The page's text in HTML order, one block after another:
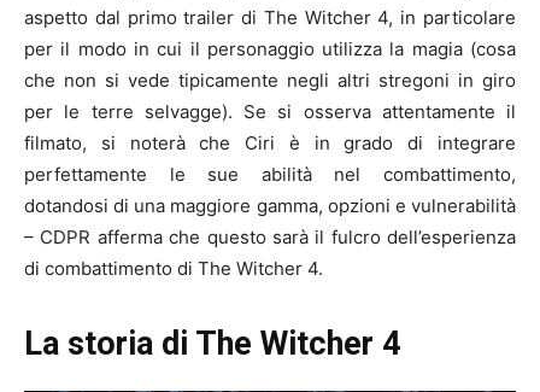
aspetto dal primo trailer di The Witcher 4, in particolare
per il modo in cui il personaggio utilizza la magia (cosa
che non si vede tipicamente negli altri stregoni in giro
per le terre selvagge). Se si osserva attentamente il
filmato, si noterà che Ciri è in grado di integrare
perfettamente le sue abilità nel combattimento,
dotandosi di una maggiore gamma, opzioni e vulnerabilità
– CDPR afferma che questo sarà il fulcro dell’esperienza
di combattimento di The Witcher 4.
La storia di The Witcher 4